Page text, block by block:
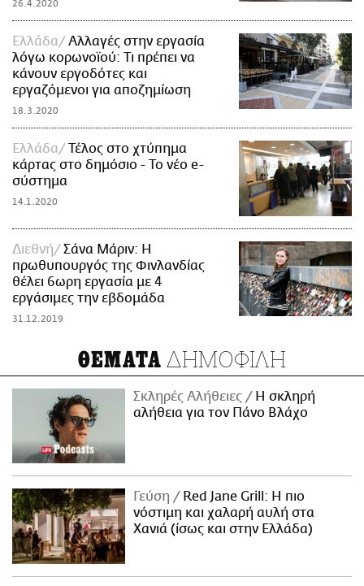
26.4.2020
Ελλάδα
Αλλαγές στην εργασία
λόγω κορωνοϊού: Τι πρέπει να
κάνουν εργοδότες και
εργαζόμενοι για αποζημίωση
18.3.2020
Ελλάδα
Τέλος στο χτύπημα
κάρτας στο δημόσιο - Το νέο e-
σύστημα
14.1.2020
Διεθνή
Σάνα Μάριν: Η
πρωθυπουργός της Φινλανδίας
θέλει 6ωρη εργασία με 4
εργάσιμες την εβδομάδα
31.12.2019
ΘΕΜΑΤΑ ΔΗΜΟΦΙΛΗ
Σκληρές Αλήθειες
H σκληρή
αλήθεια για τον Πάνο Βλάχο
Γεύση
Red Jane Grill: Η πιο
νόστιμη και χαλαρή αυλή στα
Χανιά (ίσως και στην Ελλάδα)